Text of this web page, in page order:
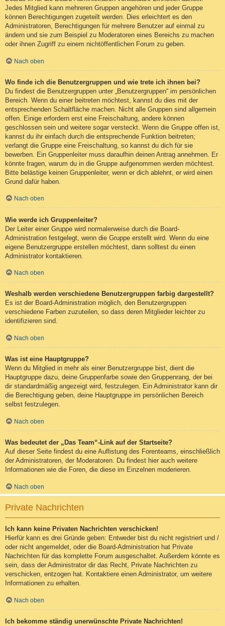
Jedes Mitglied kann mehreren Gruppen angehören und jeder Gruppe
können Berechtigungen zugeteilt werden. Dies erleichtert es den
Administratoren, Berechtigungen für mehrere Benutzer auf einmal zu
ändern und sie zum Beispiel zu Moderatoren eines Bereichs zu machen
oder ihnen Zugriff zu einem nichtöffentlichen Forum zu geben.
Nach oben
Wo finde ich die Benutzergruppen und wie trete ich ihnen bei?
Du findest die Benutzergruppen unter „Benutzergruppen“ im persönlichen
Bereich. Wenn du einer beitreten möchtest, kannst du dies mit der
entsprechenden Schaltfläche machen. Nicht alle Gruppen sind allgemein
offen. Einige erfordern erst eine Freischaltung, andere können
geschlossen sein und weitere sogar versteckt. Wenn die Gruppe offen ist,
kannst du ihr einfach durch die entsprechende Funktion beitreten;
verlangt die Gruppe eine Freischaltung, so kannst du dich für sie
bewerben. Ein Gruppenleiter muss daraufhin deinen Antrag annehmen. Er
könnte fragen, warum du in die Gruppe aufgenommen werden möchtest.
Bitte belästige keinen Gruppenleiter, wenn er dich ablehnt, er wird einen
Grund dafür haben.
Nach oben
Wie werde ich Gruppenleiter?
Der Leiter einer Gruppe wird normalerweise durch die Board-
Administration festgelegt, wenn die Gruppe erstellt wird. Wenn du eine
eigene Benutzergruppe erstellen möchtest, dann solltest du einen
Administrator kontaktieren.
Nach oben
Weshalb werden verschiedene Benutzergruppen farbig dargestellt?
Es ist der Board-Administration möglich, den Benutzergruppen
verschiedene Farben zuzuteilen, so dass deren Mitglieder leichter zu
identifizieren sind.
Nach oben
Was ist eine Hauptgruppe?
Wenn du Mitglied in mehr als einer Benutzergruppe bist, dient die
Hauptgruppe dazu, deine Gruppenfarbe sowie den Gruppenrang, der bei
dir standardmäßig angezeigt wird, festzulegen. Ein Administrator kann dir
die Berechtigung geben, deine Hauptgruppe im persönlichen Bereich
selbst festzulegen.
Nach oben
Was bedeutet der „Das Team“-Link auf der Startseite?
Auf dieser Seite findest du eine Auflistung des Forenteams, einschließlich
der Administratoren, der Moderatoren. Du findest hier auch weitere
Informationen wie die Foren, die diese im Einzelnen moderieren.
Nach oben
Private Nachrichten
Ich kann keine Privaten Nachrichten verschicken!
Hierfür kann es drei Gründe geben: Entweder bist du nicht registriert und /
oder nicht angemeldet, oder die Board-Administration hat Private
Nachrichten für das komplette Forum ausgeschaltet. Außerdem könnte es
sein, dass der Administrator dir das Recht, Private Nachrichten zu
verschicken, entzogen hat. Kontaktiere einen Administrator, um weitere
Informationen zu erhalten.
Nach oben
Ich bekomme ständig unerwünschte Private Nachrichten!